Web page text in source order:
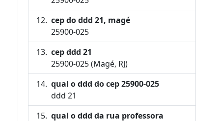
cep do ddd 21, magé
25900-025
cep ddd 21
25900-025 (Magé, RJ)
qual o ddd do cep 25900-025
ddd 21
qual o ddd da rua professora